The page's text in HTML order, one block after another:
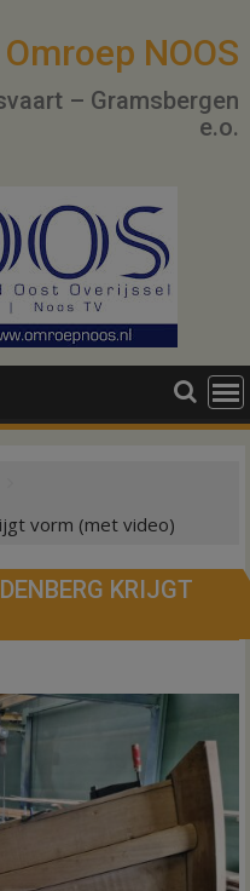
Omroep NOOS
– Gramsbergen
e.o.
vorm (met video)
KRIJGT